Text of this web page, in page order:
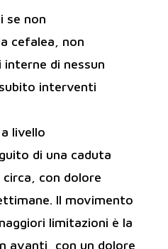
se non
cefalea, non
di nessun
interventi
livello
di una caduta
con dolore
Il movimento
limitazioni è la
avanti, con un dolore